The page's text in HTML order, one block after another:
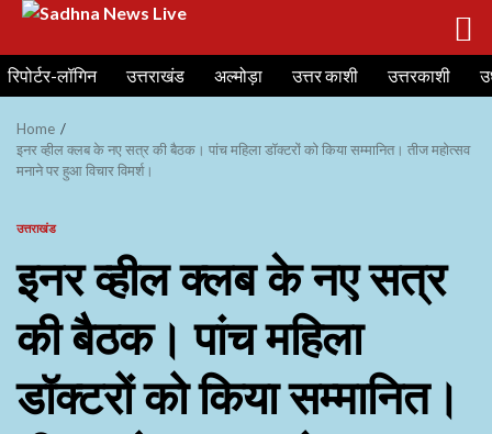
Skip
to
content
रिपोर्टर-लॉगिन उत्तराखंड अल्मोड़ा उत्तर काशी उत्तरकाशी
Home
इनर व्हील क्लब के नए सत्र की बैठक। पांच महिला डॉक्टरों को किया सम्मानित। तीज महोत्सव
मनाने पर हुआ विचार विमर्श।
उत्तराखंड
इनर व्हील क्लब के नए सत्र
की बैठक। पांच महिला
डॉक्टरों को किया सम्मानित।